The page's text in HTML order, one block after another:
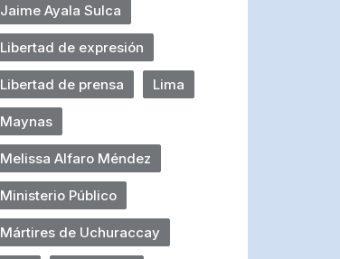
Jaime Ayala Sulca
Libertad de expresión
Libertad de prensa Lima
Maynas
Melissa Alfaro Méndez
Ministerio Público
Mártires de Uchuraccay